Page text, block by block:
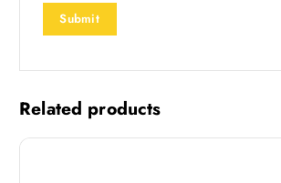
Related products